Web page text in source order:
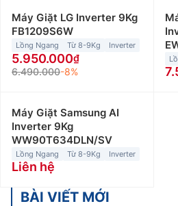
Máy Giặt LG Inverter 9Kg
FB1209S6W
Lồng Ngang Từ 8-9Kg Inverter
5.950.000
6.490.000-8%
Máy Giặt Samsung AI
Inverter 9Kg
WW90T634DLN/SV
Lồng Ngang Từ 8-9Kg Inverter
Liên hệ
BÀI VIẾT MỚI